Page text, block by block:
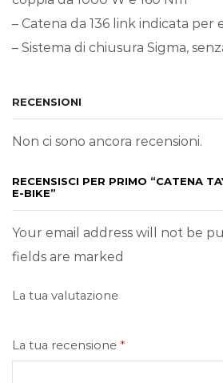
– Catena da 136 link indicata per
– Sistema di chiusura Sigma,
RECENSIONI
Non ci sono ancora recensioni.
RECENSISCI PER PRIMO “CATENA
E-BIKE”
Your email address will not be
fields are marked
La tua valutazione
La tua recensione *